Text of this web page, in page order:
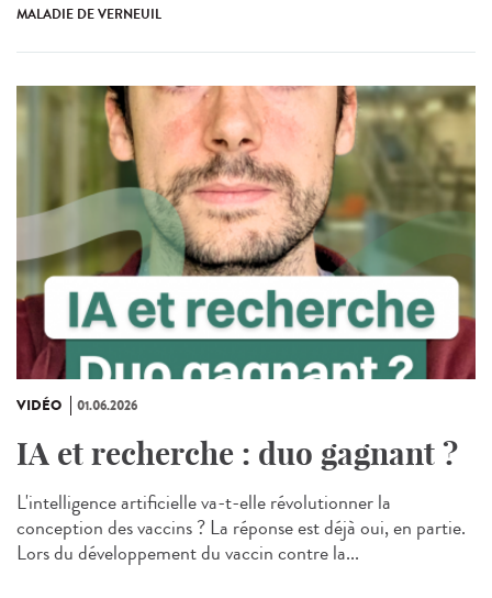
MALADIE DE VERNEUIL
VIDÉO 01.06.2026
IA et recherche : duo gagnant ?
L'intelligence artificielle va-t-elle révolutionner la
conception des vaccins ? La réponse est déjà oui, en partie.
Lors du développement du vaccin contre la...